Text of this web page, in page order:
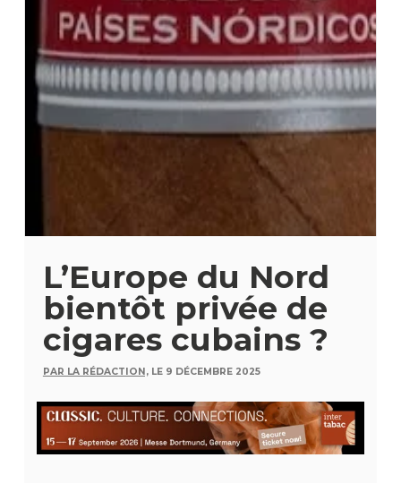
L’Europe du Nord
bientôt privée de
cigares cubains ?
PAR LA RÉDACTION, LE 9 DÉCEMBRE 2025